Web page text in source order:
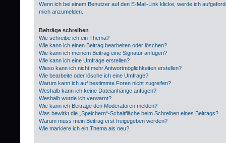
Wenn ich bei einem Benutzer auf den E-Mail-Link klicke, werde ich
mich anzumelden.
Beiträge schreiben
Wie schreibe ich ein Thema?
Wie kann ich einen Beitrag bearbeiten oder löschen?
Wie kann ich meinem Beitrag eine Signatur anfügen?
Wie kann ich eine Umfrage erstellen?
Wieso kann ich nicht mehr Antwortmöglichkeiten erstellen?
Wie bearbeite oder lösche ich eine Umfrage?
Warum kann ich auf bestimmte Foren nicht zugreifen?
Weshalb kann ich keine Dateianhänge anfügen?
Weshalb wurde ich verwarnt?
Wie kann ich Beiträge den Moderatoren melden?
Was bewirkt die „Speichern“-Schaltfläche beim Schreiben eines Beitrags?
Warum muss mein Beitrag erst freigegeben werden?
Wie markiere ich ein Thema als neu?